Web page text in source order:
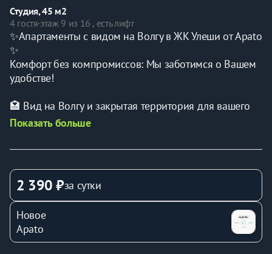
Студия, 45 м2
4 гостя·этаж 9 из 16 , есть лифт
✨Апартаменты с видом на Волгу в ЖК Улеши от Apato
✨
Комфорт без компромиссов: Мы заботимся о Вашем
удобстве!
🏩 Вид на Волгу и закрытая территория для вашего
отдыха
гостиничным сервисом в живописном ЖК Улеши!
реку Волгу, а благоустроенная закрытая территория
обеспечивает комфортный и безопасный отдых.
Вид на Волгу из панорамных окон
площадками
Показать больше
2 390 ₽за сутки
Новое
Apato